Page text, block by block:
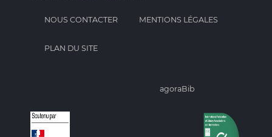
NOUS CONTACTER MENTIONS LÉGALES
PLAN DU SITE
agoraBib